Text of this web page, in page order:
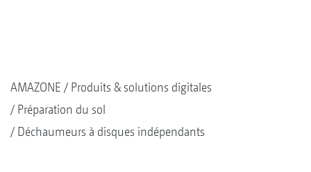
AMAZONE
Produits & solutions digitales
Préparation du sol
Déchaumeurs à disques indépendants